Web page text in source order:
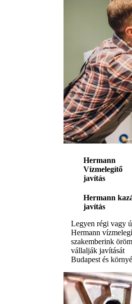
Hermann
Vízmelegítő
javítás
Hermann
javítás
Legyen régi vagy
Hermann
szakemberink
vállalják javítását
Budapest és